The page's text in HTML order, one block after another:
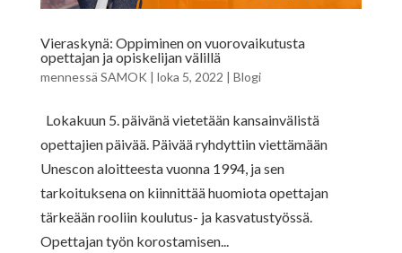
Vieraskynä: Oppiminen on vuorovaikutusta
opettajan ja opiskelijan välillä
mennessä SAMOK | loka 5, 2022 | Blogi
Lokakuun 5. päivänä vietetään kansainvälistä
opettajien päivää. Päivää ryhdyttiin viettämään
Unescon aloitteesta vuonna 1994, ja sen
tarkoituksena on kiinnittää huomiota opettajan
tärkeään rooliin koulutus- ja kasvatustyössä.
Opettajan työn korostamisen...